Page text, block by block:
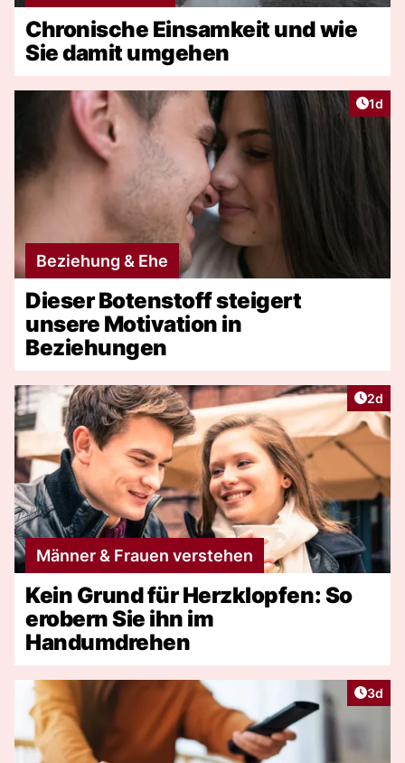
Chronische Einsamkeit und wie
Sie damit umgehen
1d
Beziehung & Ehe
Dieser Botenstoff steigert
unsere Motivation in
Beziehungen
2d
Männer & Frauen verstehen
Kein Grund für Herzklopfen: So
erobern Sie ihn im
Handumdrehen
3d